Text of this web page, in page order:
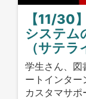
【11/30
システム
（サテラ
学生さん、図
ートインタ
カスタマサ